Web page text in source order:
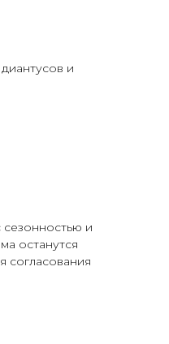
и
сезонностью и
останутся
согласования